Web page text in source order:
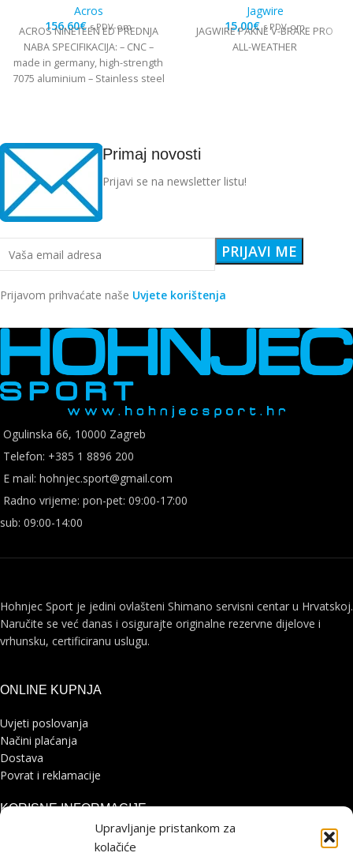
Upravljanje pristankom za
kolačiće
Acros
156,60€ s PDV-om
ACROS NINETEEN ED PREDNJA
NABA SPECIFIKACIJA: – CNC –
made in germany, high-strength
7075 aluminium – Stainless steel
Jagwire
15,00€ s PDV-om
JAGWIRE PAKNE V-BRAKE PRO
ALL-WEATHER
Primaj novosti
Prijavi se na newsletter listu!
Prijavom prihvaćate naše Uvjete korištenja
Ogulinska 66, 10000 Zagreb
Telefon: +385 1 8896 200
E mail: hohnjec.sport@gmail.com
Radno vrijeme: pon-pet: 09:00-17:00
sub: 09:00-14:00
Hohnjec Sport je jedini ovlašteni Shimano servisni centar u Hrvatskoj.
Naručite se već danas i osigurajte originalne rezervne dijelove i
vrhunsku, certificiranu uslugu.
ONLINE KUPNJA
Uvjeti poslovanja
Načini plaćanja
Dostava
Povrat i reklamacije
KORISNE INFORMACIJE
Zaštita osobnih podataka